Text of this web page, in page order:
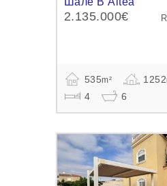
2.135.000€
535m² 1252
4 6